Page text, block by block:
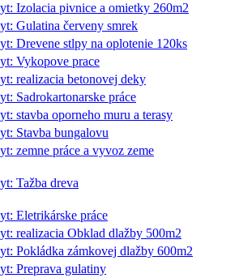
Izolacia pivnice a omietky 260m2
Gulatina červeny smrek
Drevene stlpy na oplotenie 120ks
Vykopove prace
realizacia betonovej deky
Sadrokartonarske práce
stavba oporneho muru a terasy
Stavba bungalovu
zemne práce a vyvoz zeme
Tažba dreva
Eletrikárske práce
realizacia Obklad dlažby 500m2
Pokládka zámkovej dlažby 600m2
Preprava gulatiny